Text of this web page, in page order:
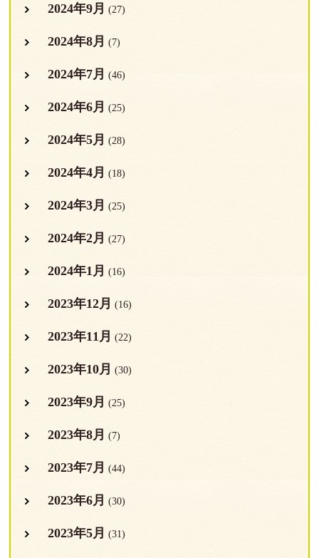
2024年9月 (27)
2024年8月 (7)
2024年7月 (46)
2024年6月 (25)
2024年5月 (28)
2024年4月 (18)
2024年3月 (25)
2024年2月 (27)
2024年1月 (16)
2023年12月 (16)
2023年11月 (22)
2023年10月 (30)
2023年9月 (25)
2023年8月 (7)
2023年7月 (44)
2023年6月 (30)
2023年5月 (31)